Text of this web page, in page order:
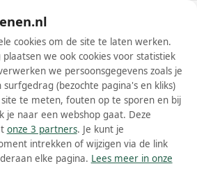
Wis filters Alle filters
cookies om de site te laten werken.
we ook cookies voor statistiek
we persoonsgegevens zoals je
surfgedrag (bezochte pagina's en kliks)
te meten, fouten op te sporen en bij
je naar een webshop gaat. Deze
onze 3 partners. Je kunt je
intrekken of wijzigen via de link
elke pagina. Lees meer in onze